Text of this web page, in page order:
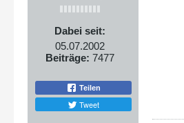
Dabei seit:
05.07.2002
Beiträge: 7477
Teilen
Tweet